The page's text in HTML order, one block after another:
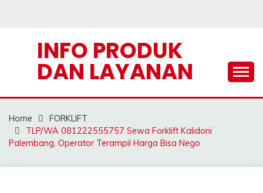
INFO PRODUK
DAN LAYANAN
Home
FORKLIFT
TLP/WA 081222555757 Sewa Forklift Kalidoni
Palembang, Operator Terampil Harga Bisa Nego